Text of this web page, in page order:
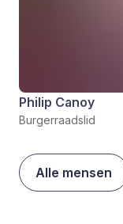
Philip Canoy
Burgerraadslid
Alle mensen